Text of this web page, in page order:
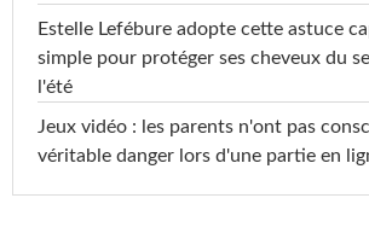
Estelle Lefébure adopte cette astuce
simple pour protéger ses cheveux du
l'été
Jeux vidéo : les parents n'ont pas
véritable danger lors d'une partie en